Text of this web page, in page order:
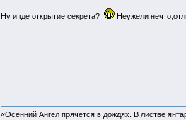
Ну и где открытие секрета? Неужели
«Осенний Ангел прячется в дождях. В листве